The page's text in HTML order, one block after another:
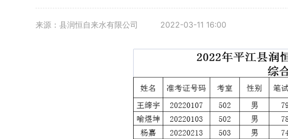
来源：县润恒自来水有限公司 2022-03-11 16:00